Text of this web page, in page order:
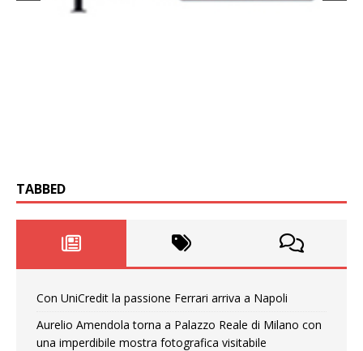
TABBED
Con UniCredit la passione Ferrari arriva a Napoli
Aurelio Amendola torna a Palazzo Reale di Milano con
una imperdibile mostra fotografica visitabile